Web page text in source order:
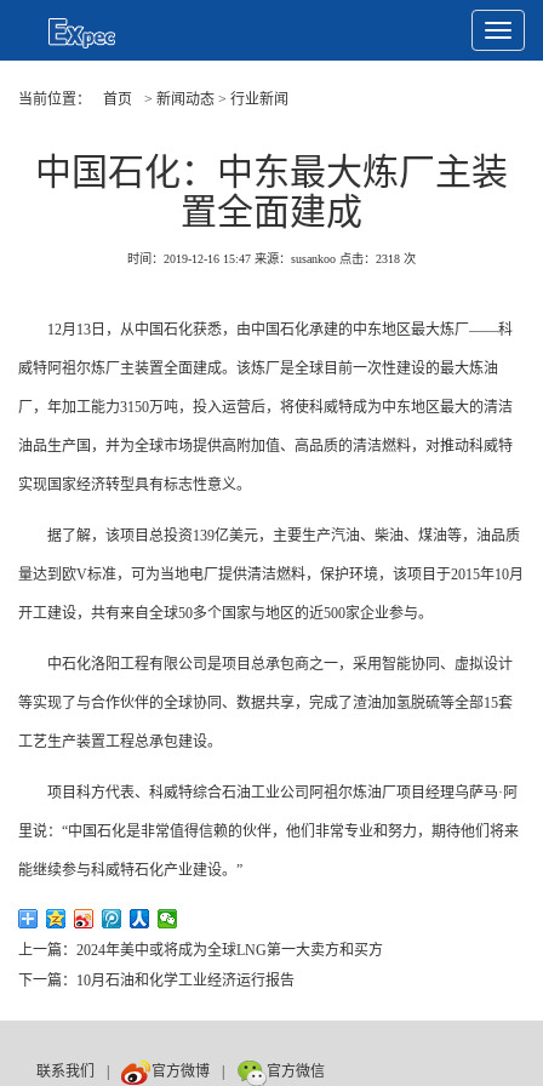
Toggle
当前位置：
首页 > 新闻动态 > 行业新闻
中国石化：中东最大炼厂主装
置全面建成
时间：2019-12-16 15:47 来源：susankoo 点击： 2318 次
12月13日，从中国石化获悉，由中国石化承建的中东地区最大炼厂——科
威特阿祖尔炼厂主装置全面建成。该炼厂是全球目前一次性建设的最大炼油
厂，年加工能力3150万吨，投入运营后，将使科威特成为中东地区最大的清洁
油品生产国，并为全球市场提供高附加值、高品质的清洁燃料，对推动科威特
实现国家经济转型具有标志性意义。
据了解，该项目总投资139亿美元，主要生产汽油、柴油、煤油等，油品质
量达到欧V标准，可为当地电厂提供清洁燃料，保护环境，该项目于2015年10月
开工建设，共有来自全球50多个国家与地区的近500家企业参与。
中石化洛阳工程有限公司是项目总承包商之一，采用智能协同、虚拟设计
等实现了与合作伙伴的全球协同、数据共享，完成了渣油加氢脱硫等全部15套
工艺生产装置工程总承包建设。
项目科方代表、科威特综合石油工业公司阿祖尔炼油厂项目经理乌萨马·阿
里说：“中国石化是非常值得信赖的伙伴，他们非常专业和努力，期待他们将来
能继续参与科威特石化产业建设。”
上一篇：2024年美中或将成为全球LNG第一大卖方和买方
下一篇：10月石油和化学工业经济运行报告
联系我们 官方微博 官方微信